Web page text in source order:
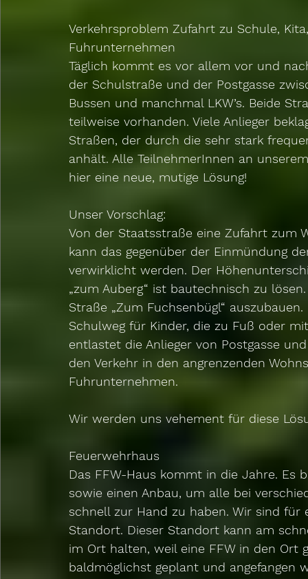
Verkehrsproblem Zufahrt zu Schule,
Fuhrunternehmen
Täglich kommt es vor allem vor und
der Schulstraße und der Postgasse
Bussen und manchmal LKW’s. Beide
teilweise vorhanden. Viele Anlieger
Straßen, der durch die sehr stark
anhält. Alle TeilnehmerInnen an
hier eine neue, mutige Lösung!
Unser Vorschlag:
Von der Staatsstraße eine Zufahrt zum
kann das gegenüber der Einmündung
verwirklicht werden. Der
„zum Auberg“ ist bautechnisch zu
Straße „Zum Fuchsenbügl“
Schulweg für Kinder, die zu Fuß oder
entlastet die Anlieger von Postgasse
den Verkehr in den angrenzenden
Fuhrunternehmen.
Wir werden uns vehement für diese
Feuerwehrhaus
Das FFW-Haus kommt in die Jahre. Es
sowie einen Anbau, um alle bei
schnell zur Hand zu haben. Wir sind für
Standort. Dieser Standort kann am
im Ort halten, weil eine FFW in den Ort
baldmöglichst geplant und angefangen